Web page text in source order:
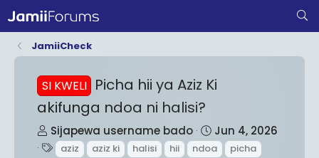
JamiiCheck
SI KWELI Picha hii ya Aziz Ki
akifunga ndoa ni halisi?
T
h
Sijapewa username bado
S
t
Jun 4, 2026
T aziz aziz ki halisi hii ndoa picha